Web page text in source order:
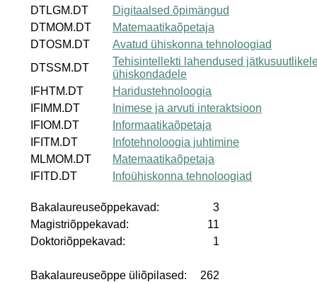
DTLGM.DT
Digitaalsed õpimängud
DTMOM.DT
Matemaatikaõpetaja
DTOSM.DT
Avatud ühiskonna tehnoloogiad
DTSSM.DT
Tehisintellekti lahendused
ühiskondadele
IFHTM.DT
Haridustehnoloogia
IFIMM.DT
Inimese ja arvuti interaktsioon
IFIOM.DT
Informaatikaõpetaja
IFITM.DT
Infotehnoloogia juhtimine
MLMOM.DT
Matemaatikaõpetaja
IFITD.DT
Infoühiskonna tehnoloogiad
Bakalaureuseõppekavad:
3
Magistriõppekavad:
11
Doktoriõppekavad:
1
Bakalaureuseõppe üliõpilased:
262